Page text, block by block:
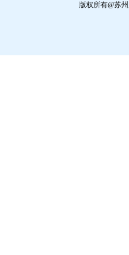
版权所有@苏州